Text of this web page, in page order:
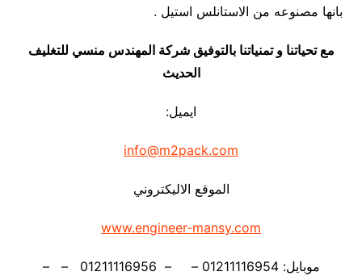
بانها مصنوعه من الاستانلس استيل .
مع تحياتنا و تمنياتنا بالتوفيق شركة المهندس منسي للتغليف
الحديث
ايميل:
info@m2pack.com
الموقع الاليكتروني
www.engineer-mansy.com
موبايل: 01211116954 – – 01211116956 – –